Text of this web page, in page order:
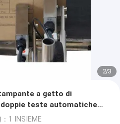
2/3
a getto di
teste automatiche
di cartone
：1 INSIEME